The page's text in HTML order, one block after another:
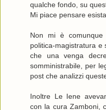
qualche fondo, su
Mi piace pensare
Non mi è comunque
politica-magistratura e
che una venga
somministrabile, per
post che analizzi
Inoltre Le Iene
con la cura Zamboni,